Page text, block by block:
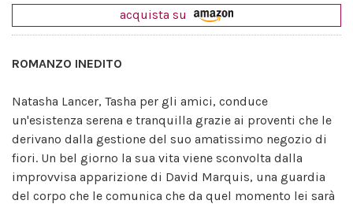
acquista su
ROMANZO INEDITO
Natasha Lancer, Tasha per gli amici, conduce
un'esistenza serena e tranquilla grazie ai proventi che le
derivano dalla gestione del suo amatissimo negozio di
fiori. Un bel giorno la sua vita viene sconvolta dalla
improvvisa apparizione di David Marquis, una guardia
del corpo che le comunica che da quel momento lei sarà